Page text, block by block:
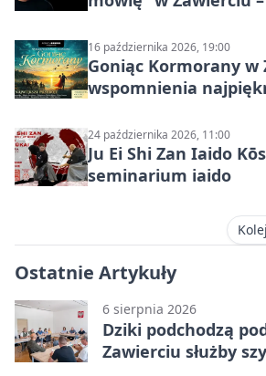
16 października 2026, 19:00
Goniąc Kormorany w
wspomnienia
24 października 2026, 11:00
Ju Ei Shi Zan Iaido
seminarium iaido
Ostatnie Artykuły
6 sierpnia 2026
Dziki podchodzą
Zawierciu służby